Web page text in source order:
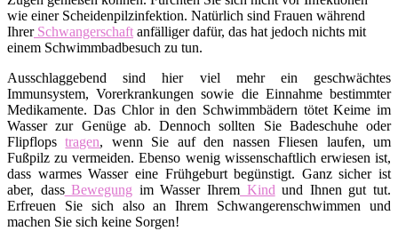
wie einer Scheidenpilzinfektion. Natürlich sind Frauen während
IhrerSchwangerschaft anfälliger dafür, das hat jedoch nichts mit
einem Schwimmbadbesuch zu tun.
Ausschlaggebend sind hier viel mehr ein geschwächtes
Immunsystem, Vorerkrankungen sowie die Einnahme bestimmter
Medikamente. Das Chlor in den Schwimmbädern tötet Keime im
Wasser zur Genüge ab. Dennoch sollten Sie Badeschuhe oder
Flipflopstragen, wenn Sie auf den nassen Fliesen laufen, um
Fußpilz zu vermeiden. Ebenso wenig wissenschaftlich erwiesen ist,
dass warmes Wasser eine Frühgeburt begünstigt. Ganz sicher ist
aber, dassBewegung im Wasser Ihrem Kind und Ihnen gut tut.
Erfreuen Sie sich also an Ihrem Schwangerenschwimmen und
machen Sie sich keine Sorgen!